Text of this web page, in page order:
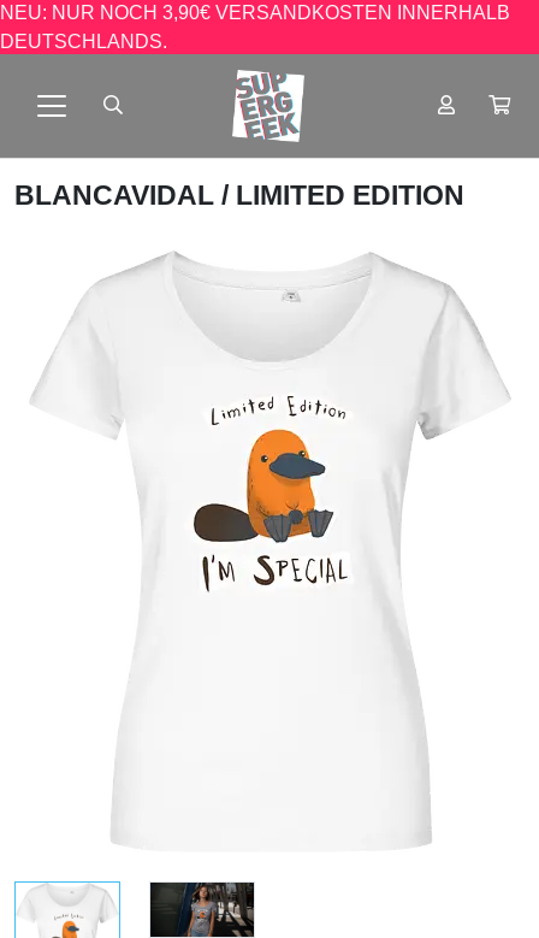
NEU: NUR NOCH 3,90€ VERSANDKOSTEN INNERHALB
DEUTSCHLANDS.
BLANCAVIDAL / LIMITED EDITION